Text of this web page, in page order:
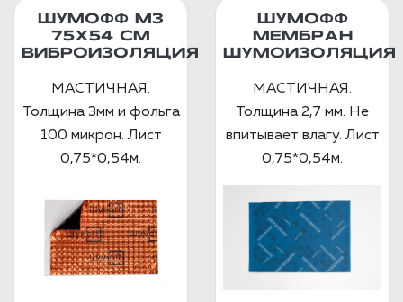
ШУМОФФ М3
75Х54 СМ
ВИБРОИЗОЛЯЦИЯ
МАСТИЧНАЯ.
Толщина 3мм и фольга
100 микрон. Лист
0,75*0,54м.
ШУМОФФ
МЕМБРАН
ШУМОИЗОЛЯЦИЯ
МАСТИЧНАЯ.
Толщина 2,7 мм. Не
впитывает влагу. Лист
0,75*0,54м.